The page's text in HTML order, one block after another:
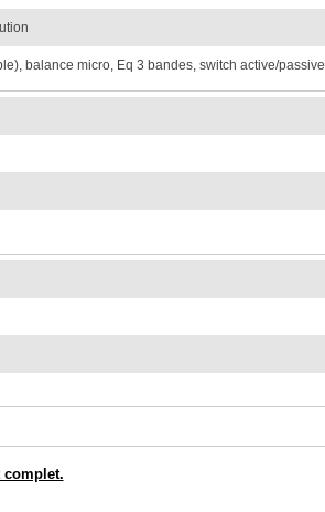
balance micro, Eq 3 bandes, switch active/passive
complet.